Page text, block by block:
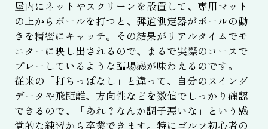
屋内にネットやスクリーンを設置して、専用マット
の上からボールを打つと、弾道測定器がボールの動
きを精密にキャッチ。その結果がリアルタイムでモ
ニターに映し出されるので、まるで実際のコースで
プレーしているような臨場感が味わえるのです。
従来の「打ちっぱなし」と違って、自分のスイング
データや飛距離、方向性などを数値でしっかり確認
できるので、「あれ？なんか調子悪いな」という感
覚的な練習から卒業できます。特にゴルフ初心者の